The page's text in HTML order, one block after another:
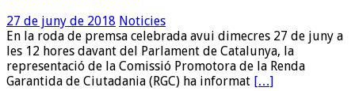
27 de juny de 2018 Noticies
En la roda de premsa celebrada avui dimecres 27 de juny a
les 12 hores davant del Parlament de Catalunya, la
representació de la Comissió Promotora de la Renda
Garantida de Ciutadania (RGC) ha informat […]